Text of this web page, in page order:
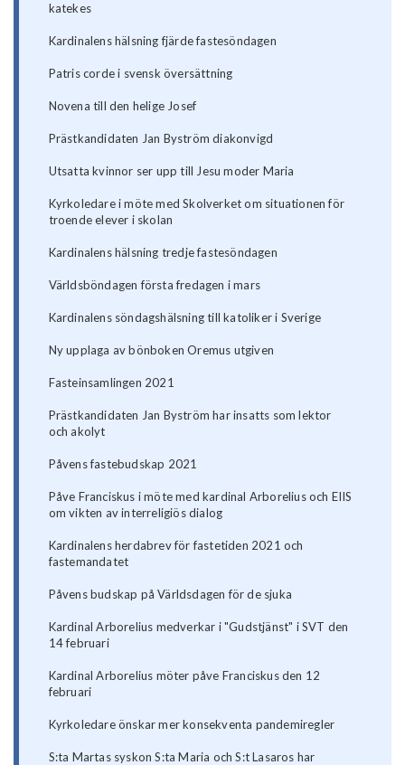
katekes
Kardinalens hälsning fjärde fastesöndagen
Patris corde i svensk översättning
Novena till den helige Josef
Prästkandidaten Jan Byström diakonvigd
Utsatta kvinnor ser upp till Jesu moder Maria
Kyrkoledare i möte med Skolverket om situationen för
troende elever i skolan
Kardinalens hälsning tredje fastesöndagen
Världsböndagen första fredagen i mars
Kardinalens söndagshälsning till katoliker i Sverige
Ny upplaga av bönboken Oremus utgiven
Fasteinsamlingen 2021
Prästkandidaten Jan Byström har insatts som lektor
och akolyt
Påvens fastebudskap 2021
Påve Franciskus i möte med kardinal Arborelius och EIIS
om vikten av interreligiös dialog
Kardinalens herdabrev för fastetiden 2021 och
fastemandatet
Påvens budskap på Världsdagen för de sjuka
Kardinal Arborelius medverkar i "Gudstjänst" i SVT den
14 februari
Kardinal Arborelius möter påve Franciskus den 12
februari
Kyrkoledare önskar mer konsekventa pandemiregler
S:ta Martas syskon S:ta Maria och S:t Lasaros har